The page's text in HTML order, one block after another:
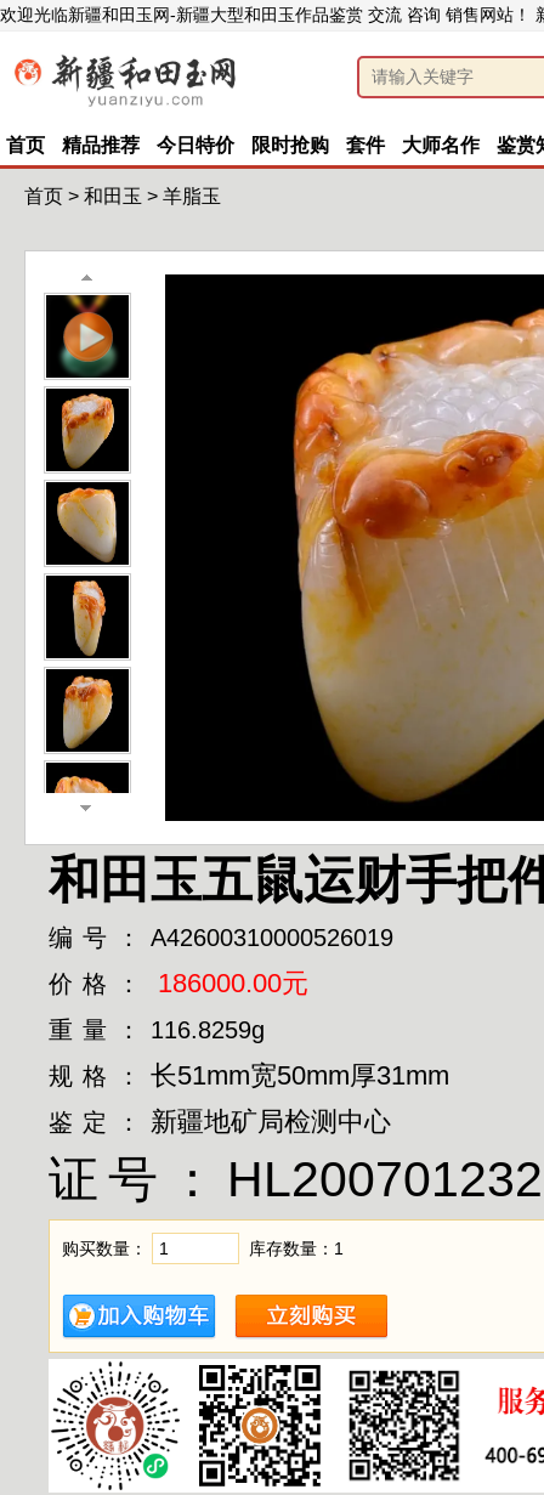
欢迎光临新疆和田玉网-新疆大型和田玉作品鉴赏 交流 咨询 销售网站！
首页 精品推荐 今日特价 限时抢购 套件 大师名作 鉴赏
首页 > 和田玉 > 羊脂玉
和田玉五鼠运财手把
编号： A42600310000526019
价格：
186000.00元
重量： 116.8259g
规格： 长51mm宽50mm厚31mm
鉴定： 新疆地矿局检测中心
证号： HL200701232
购买数量： 库存数量： 1